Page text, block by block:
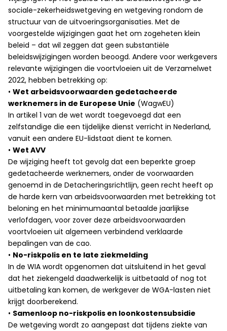
sociale-zekerheidswetgeving en wetgeving rondom de
structuur van de uitvoeringsorganisaties. Met de
voorgestelde wijzigingen gaat het om zogeheten klein
beleid – dat wil zeggen dat geen substantiële
beleidswijzigingen worden beoogd. Andere voor werkgevers
relevante wijzigingen die voortvloeien uit de Verzamelwet
2022, hebben betrekking op:
• Wet arbeidsvoorwaarden gedetacheerde
werknemers in de Europese Unie (WagwEU)
In artikel 1 van de wet wordt toegevoegd dat een
zelfstandige die een tijdelijke dienst verricht in Nederland,
vanuit een andere EU-lidstaat dient te komen.
• Wet AVV
De wijziging heeft tot gevolg dat een beperkte groep
gedetacheerde werknemers, onder de voorwaarden
genoemd in de Detacheringsrichtlijn, geen recht heeft op
de harde kern van arbeidsvoorwaarden met betrekking tot
beloning en het minimumaantal betaalde jaarlijkse
verlofdagen, voor zover deze arbeidsvoorwaarden
voortvloeien uit algemeen verbindend verklaarde
bepalingen van de cao.
• No-riskpolis en te late ziekmelding
In de WIA wordt opgenomen dat uitsluitend in het geval
dat het ziekengeld daadwerkelijk is uitbetaald of nog tot
uitbetaling kan komen, de werkgever de WGA-lasten niet
krijgt doorberekend.
• Samenloop no-riskpolis en loonkostensubsidie
De wetgeving wordt zo aangepast dat tijdens ziekte van